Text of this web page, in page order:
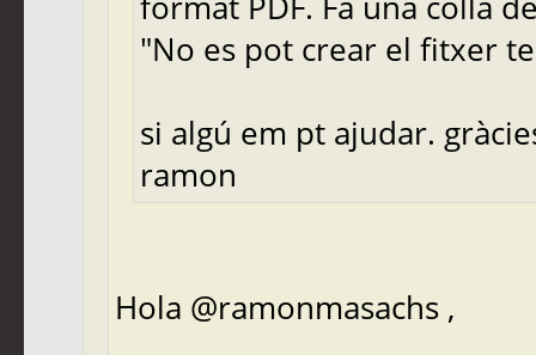
"No es pot crear el fitxer
si algú em pt ajudar.
ramon
Hola @ramonmasachs ,